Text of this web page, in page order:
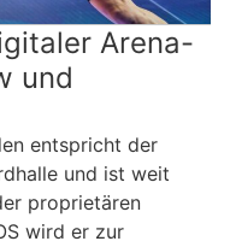
Arena-
und
entspricht der
und ist weit
proprietären
wird er zur